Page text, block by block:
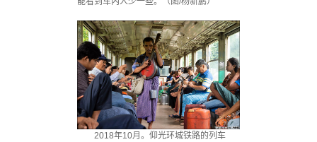
2018年10月。仰光环城铁路的列车